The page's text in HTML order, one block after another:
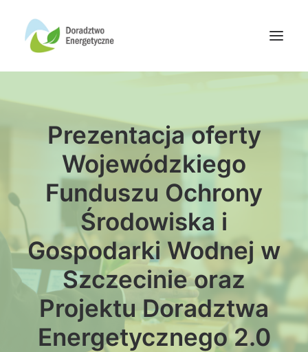
Oferta doradców
Aktualności
Wydarzenia
Oferta finansowania
Media
Kontakt
Wyszukiwanie
Prezentacja oferty
Wojewódzkiego
Funduszu Ochrony
Środowiska i
Gospodarki Wodnej w
Szczecinie oraz
Projektu Doradztwa
Energetycznego 2.0